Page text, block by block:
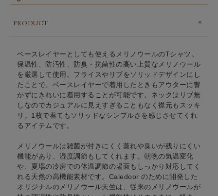
PRODUCT
ベースレイヤーとしても使えるメリノウールのTシャツ。
保温性、防汚性、防臭・抗菌性の高い上質なメリノウール
を厳選して使用。フライスやリブをソリッドデザインにし
たことで、ベースレイヤーで着用したときもアウターに響
かずにきれいに着用することが可能です。ネックはリブ無
しなのでカジュアルに見えすぎることもなく襟元もスッキ
リ。1枚で着てもソリッドなシンプルさを感じさせてくれ
るアイテムです。
メリノウールは雑菌が付きにくく蒸れや臭いが残りにくい
機能があり、湿度調節もしてくれます。朝晩の気温変化
や、夏場の冷房での体温調節の場面もしっかり対応してく
れる天然の高機能素材です。Caledoor のために開発した
オリジナルのメリノウール天竺は、従来のメリノウールが